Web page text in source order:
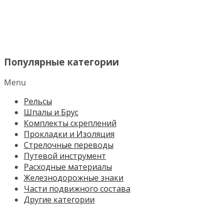
Популярные категории
Menu
Рельсы
Шпалы и Брус
Комплекты скреплений
Прокладки и Изоляция
Стрелочные переводы
Путевой инструмент
Расходные материалы
Железнодорожные знаки
Части подвижного состава
Другие категории